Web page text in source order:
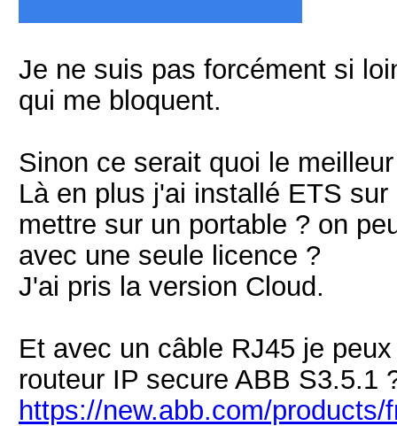
Je ne suis pas forcément si
qui me bloquent.
Sinon ce serait quoi le
Là en plus j'ai installé ETS
mettre sur un portable ? on
avec une seule licence ?
J'ai pris la version Cloud.
Et avec un câble RJ45 je
routeur IP secure ABB S3.5.1
https://new.abb.com/